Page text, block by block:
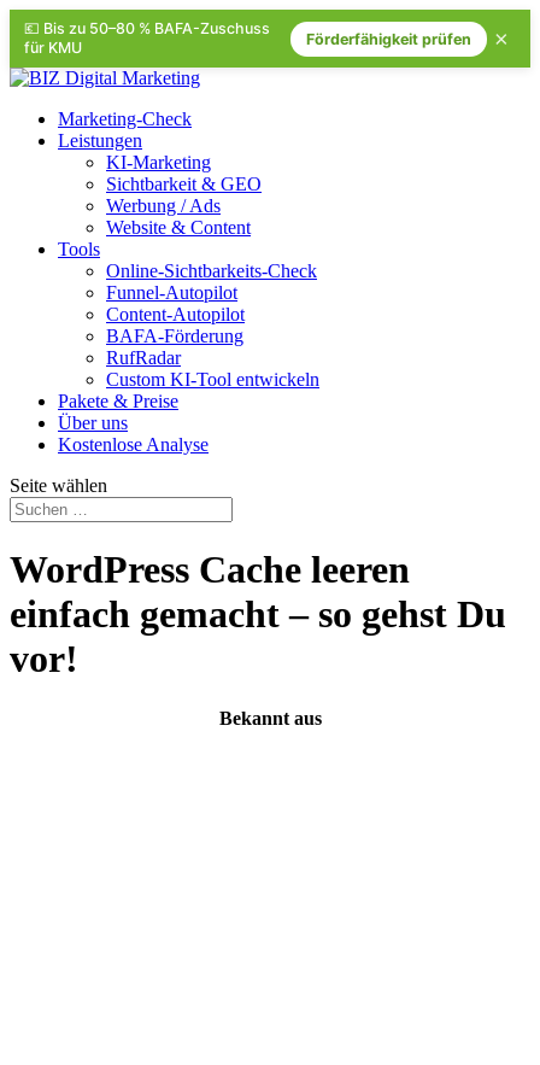
💶 Bis zu 50–80 % BAFA-Zuschuss
für KMU
Förderfähigkeit prüfen ×
Marketing-Check
Leistungen
KI-Marketing
Sichtbarkeit & GEO
Werbung / Ads
Website & Content
Tools
Online-Sichtbarkeits-Check
Funnel-Autopilot
Content-Autopilot
BAFA-Förderung
RufRadar
Custom KI-Tool entwickeln
Pakete & Preise
Über uns
Kostenlose Analyse
Seite wählen
WordPress Cache leeren
einfach gemacht – so gehst Du
vor!
Bekannt aus